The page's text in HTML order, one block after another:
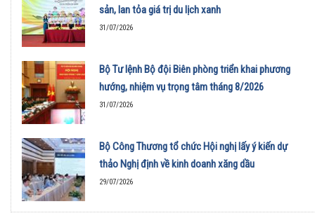
sản, lan tỏa giá trị du lịch xanh
31/07/2026
Bộ Tư lệnh Bộ đội Biên phòng triển khai phương
hướng, nhiệm vụ trọng tâm tháng 8/2026
31/07/2026
Bộ Công Thương tổ chức Hội nghị lấy ý kiến dự
thảo Nghị định về kinh doanh xăng dầu
29/07/2026